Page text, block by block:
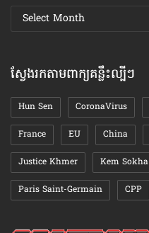
ស្វែងរក
ឯកសារ
ស្វែងរកតាមពាក្យគន្លឹះល្បីៗ
Hun Sen CoronaVirus
France EU China
Justice Khmer Kem Sokha
Paris Saint-Germain CPP